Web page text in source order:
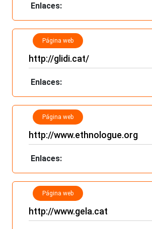
Enlaces:
Página web
http://glidi.cat/
Enlaces:
Página web
http://www.ethnologue.org
Enlaces:
Página web
http://www.gela.cat